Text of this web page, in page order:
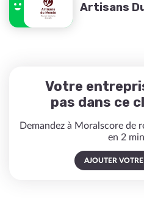
Artisans
Votre
pas dans ce
Demandez à Moralscore de
en 2
AJOUTER